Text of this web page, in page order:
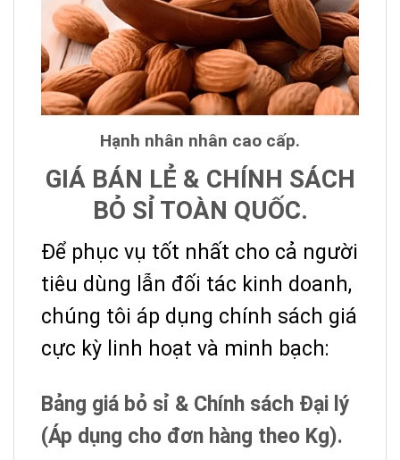
Hạnh nhân nhân cao cấp.
GIÁ BÁN LẺ & CHÍNH SÁCH
BỎ SỈ TOÀN QUỐC.
Để phục vụ tốt nhất cho cả người
tiêu dùng lẫn đối tác kinh doanh,
chúng tôi áp dụng chính sách giá
cực kỳ linh hoạt và minh bạch:
Bảng giá bỏ sỉ & Chính sách Đại lý
(Áp dụng cho đơn hàng theo Kg).